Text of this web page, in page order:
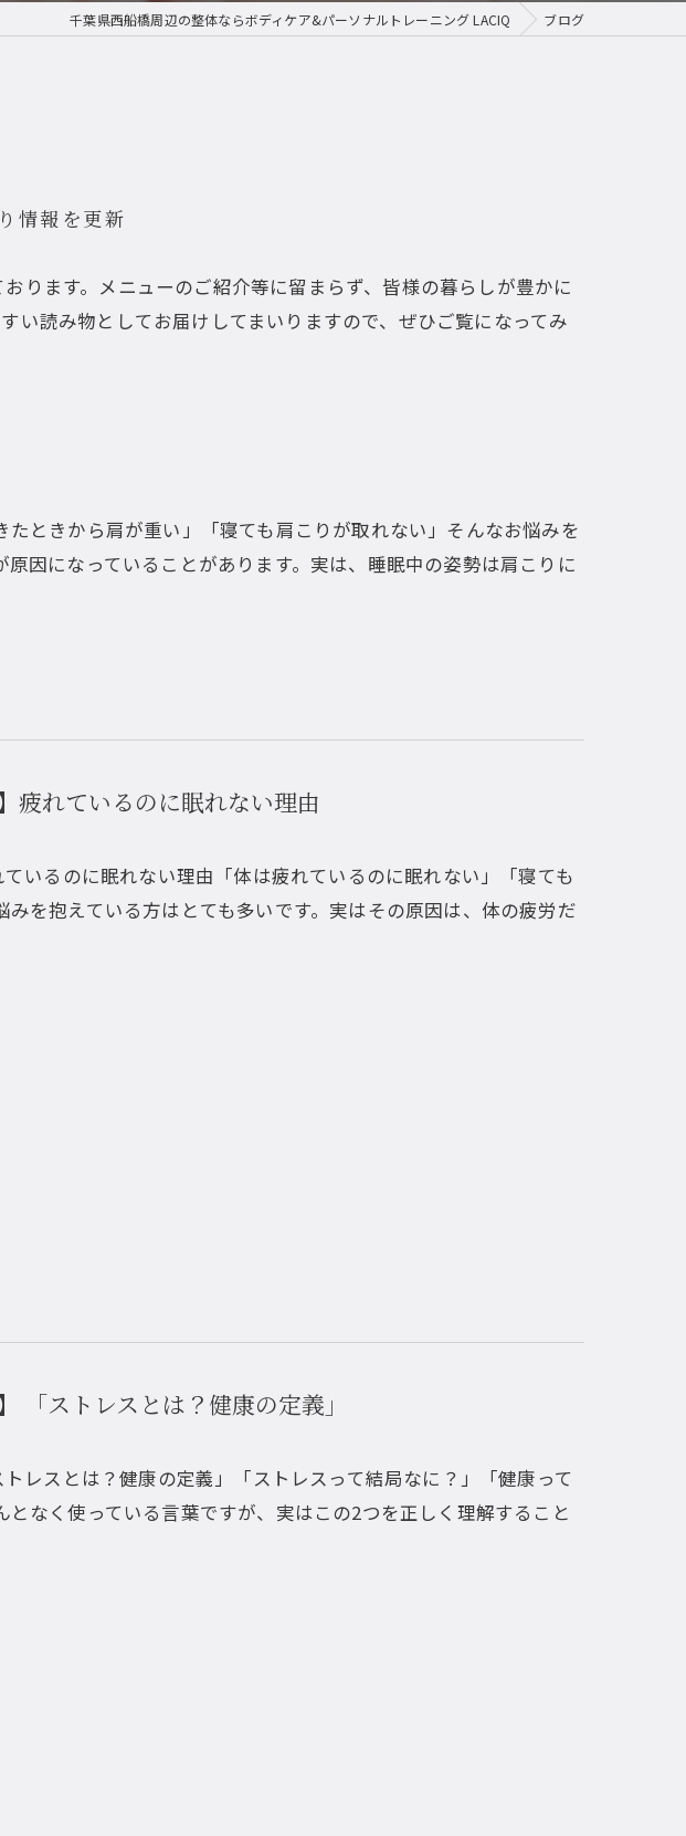
パーソナルトレーニング
千葉県西船橋周辺の整体ならボディケア&パーソナルトレーニング LACIQ ブログ
情報を更新
ります。メニューのご紹介等に留まらず、皆様の暮らしが豊かに
い読み物としてお届けしてまいりますので、ぜひご覧になってみ
ときから肩が重い」「寝ても肩こりが取れない」そんなお悩みを
因になっていることがあります。実は、睡眠中の姿勢は肩こりに
疲れているのに眠れない理由
いるのに眠れない理由「体は疲れているのに眠れない」「寝ても
を抱えている方はとても多いです。実はその原因は、体の疲労だ
「ストレスとは？健康の定義」
レスとは？健康の定義」「ストレスって結局なに？」「健康って
となく使っている言葉ですが、実はこの2つを正しく理解すること